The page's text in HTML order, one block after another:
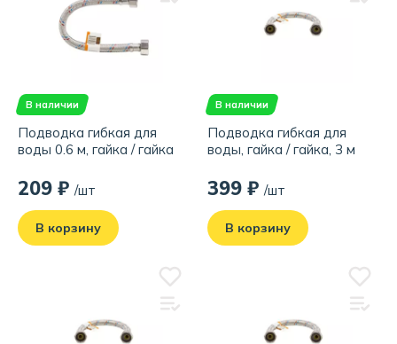
В наличии
Подводка гибкая для
воды 0.6 м, гайка / гайка
209 ₽ /шт
В корзину
В наличии
Подводка гибкая для
воды, гайка / гайка, 3 м
399 ₽ /шт
В корзину